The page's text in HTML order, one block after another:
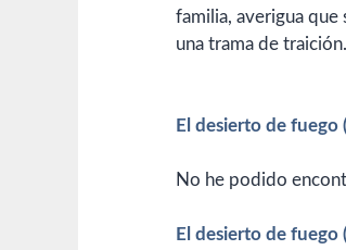
familia, averigua
una trama de traición.
El desierto de
No he podido
El desierto de